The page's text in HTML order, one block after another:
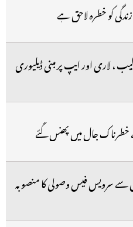
کو خطرہ لاحق ہے
، لاری اور ایپ پر مبنی ڈیلیوری
جال میں پھنس گئے
سے سرویس فیس وصولی کا منصوبہ